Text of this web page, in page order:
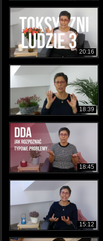
20:16
18:39
18:45
15:12